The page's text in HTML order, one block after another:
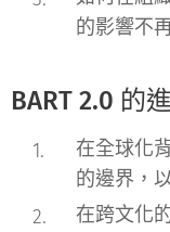
的影響不
BART 2.0 的
在全球化
的邊界，
在跨文化